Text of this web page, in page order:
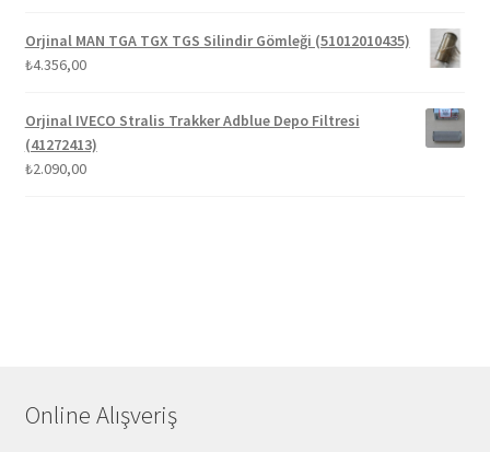
Orjinal MAN TGA TGX TGS Silindir Gömleği (51012010435)
₺4.356,00
Orjinal IVECO Stralis Trakker Adblue Depo Filtresi
(41272413)
₺2.090,00
Online Alışveriş